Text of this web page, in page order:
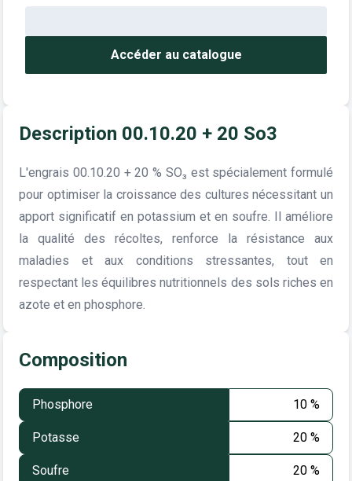
Accéder au catalogue
Description 00.10.20 + 20 So3
L'engrais 00.10.20 + 20 % SO₃ est spécialement formulé
pour optimiser la croissance des cultures nécessitant un
apport significatif en potassium et en soufre. Il améliore
la qualité des récoltes, renforce la résistance aux
maladies et aux conditions stressantes, tout en
respectant les équilibres nutritionnels des sols riches en
azote et en phosphore.
Composition
Phosphore 10 %
Potasse 20 %
Soufre 20 %